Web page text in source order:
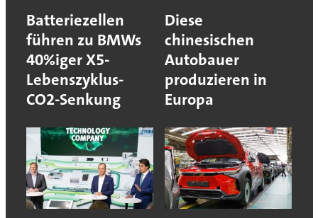
Batteriezellen
führen zu BMWs
40%iger X5-
Lebenszyklus-
CO2-Senkung
Diese
chinesischen
Autobauer
produzieren in
Europa